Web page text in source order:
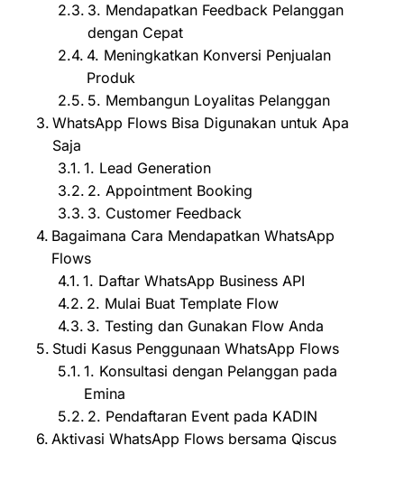
3. Mendapatkan Feedback Pelanggan
dengan Cepat
4. Meningkatkan Konversi Penjualan
Produk
5. Membangun Loyalitas Pelanggan
WhatsApp Flows Bisa Digunakan untuk Apa
Saja
1. Lead Generation
2. Appointment Booking
3. Customer Feedback
Bagaimana Cara Mendapatkan WhatsApp
Flows
1. Daftar WhatsApp Business API
2. Mulai Buat Template Flow
3. Testing dan Gunakan Flow Anda
Studi Kasus Penggunaan WhatsApp Flows
1. Konsultasi dengan Pelanggan pada
Emina
2. Pendaftaran Event pada KADIN
Aktivasi WhatsApp Flows bersama Qiscus